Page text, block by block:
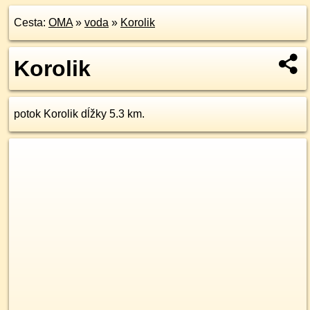
Cesta: OMA» voda » Korolik
Korolik
potok Korolik dĺžky 5.3 km.